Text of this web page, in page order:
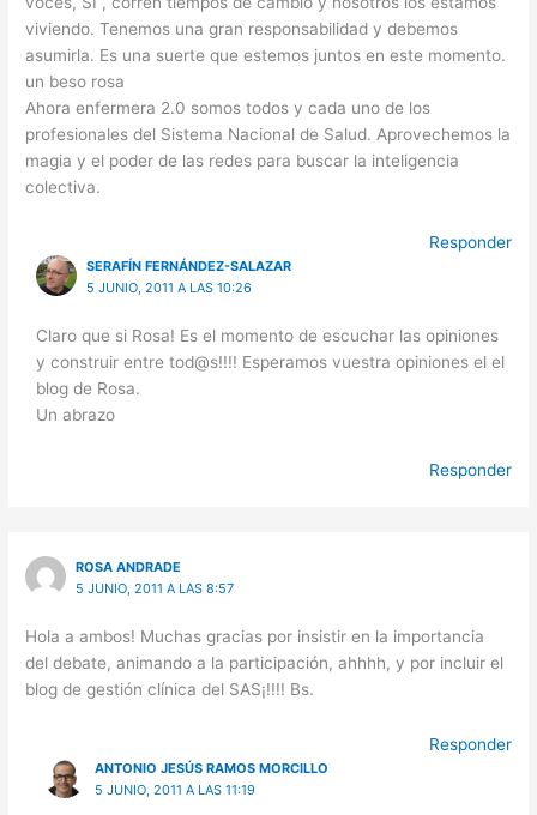
viviendo. Tenemos una gran responsabilidad y debemos
asumirla. Es una suerte que estemos juntos en este momento.
un beso rosa
Ahora enfermera 2.0 somos todos y cada uno de los
profesionales del Sistema Nacional de Salud. Aprovechemos la
magia y el poder de las redes para buscar la inteligencia
colectiva.
Responder
SERAFÍN FERNÁNDEZ-SALAZAR
5 JUNIO, 2011 A LAS 10:26
Claro que si Rosa! Es el momento de escuchar las opiniones
y construir entre tod@s!!!! Esperamos vuestra opiniones el el
blog de Rosa.
Un abrazo
Responder
ROSA ANDRADE
5 JUNIO, 2011 A LAS 8:57
Hola a ambos! Muchas gracias por insistir en la importancia
del debate, animando a la participación, ahhhh, y por incluir el
blog de gestión clínica del SAS¡!!!! Bs.
Responder
ANTONIO JESÚS RAMOS MORCILLO
5 JUNIO, 2011 A LAS 11:19